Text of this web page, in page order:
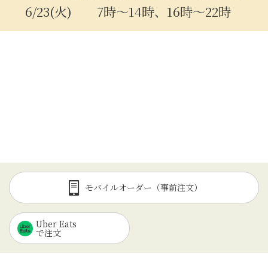
6/23(火) 7時～14時、16時～22時
モバイルオーダー（事前注文）
Uber Eats
で注文